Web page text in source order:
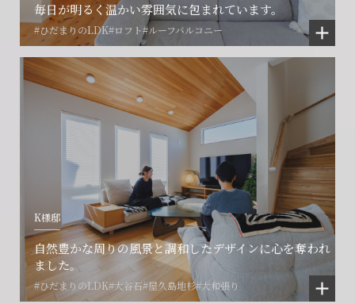
毎日が明るく温かい雰囲気に包まれています。
#ひだまりのLDK#ロフト#ルーフバルコニー
K様邸
自然豊かな周りの風景と調和したデザインに心を奪われ
ました。
#ひだまりのLDK#大谷石#屋久島地杉#大和張り